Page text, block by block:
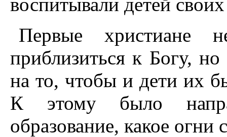
Первые христиане
приблизиться к Богу,
на то, чтобы и дети их
К этому было
образование, какое огни